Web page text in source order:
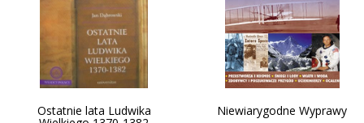
Ostatnie lata Ludwika Niewiarygodne Wyprawy